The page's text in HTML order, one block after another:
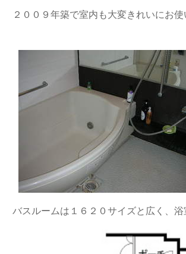
２００９年築で室内も大変きれいにお使
バスルームは１６２０サイズと広く、